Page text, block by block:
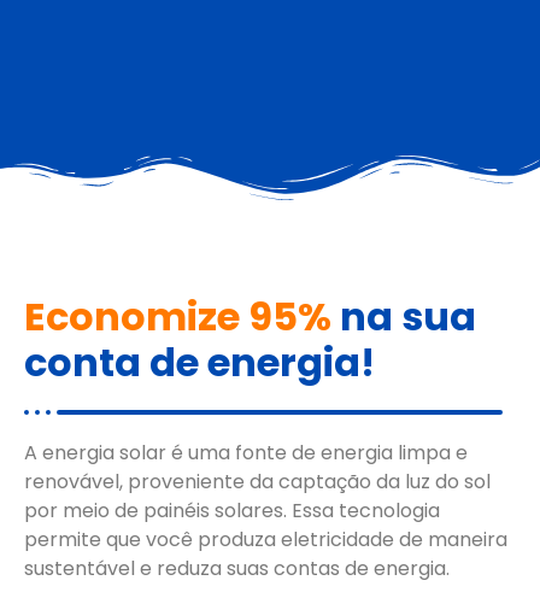
Economize 95% na sua
conta de energia!
A energia solar é uma fonte de energia limpa e
renovável, proveniente da captação da luz do sol
por meio de painéis solares. Essa tecnologia
permite que você produza eletricidade de maneira
sustentável e reduza suas contas de energia.